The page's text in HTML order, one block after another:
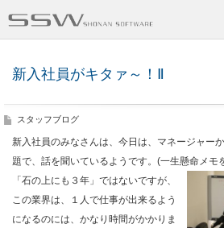
新入社員がキタァ～！Ⅱ
スタッフブログ
新入社員のみなさんは、今日は、マネージャー
題で、話を聞いているようです。(一生懸命メモ
「石の上にも３年」ではないですが、
この業界は、１人で仕事が出来るよう
になるのには、かなり時間がかかりま